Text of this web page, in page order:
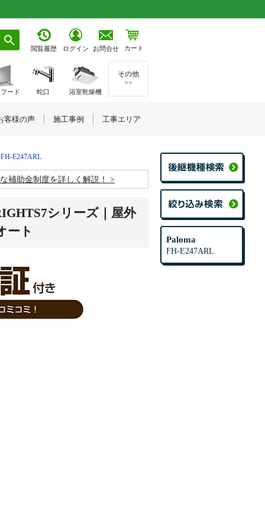
Paloma
FH-E247ARL
閲覧履歴 ログイン お問合せ カート
FH-E247ARL
補助金制度を詳しく解説！
シリーズ｜屋外
ート
ード 蛇口 浴室乾燥機
その他
>>
客様の声 施工事例 工事エリア